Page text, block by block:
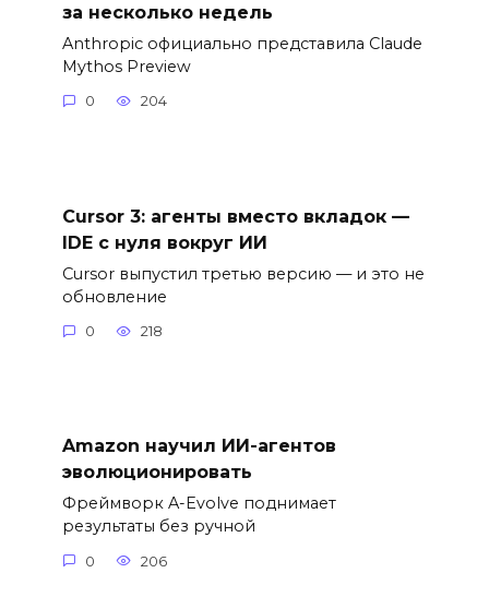
за несколько недель
Anthropic официально представила Claude
Mythos Preview
0 204
Cursor 3: агенты вместо вкладок —
IDE с нуля вокруг ИИ
Cursor выпустил третью версию — и это не
обновление
0 218
Amazon научил ИИ-агентов
эволюционировать
Фреймворк A-Evolve поднимает
результаты без ручной
0 206